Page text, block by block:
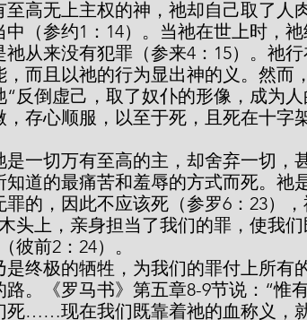
中（参约1：14）。当祂在世上时，
从来没有犯罪（参来4：15）。祂行
而且以祂的行为显出神的义。然而
反倒虚己，取了奴仆的形像，成为
，存心顺服，以至于死，且死在十字
道的最痛苦和羞辱的方式而死。祂
的，因此不应该死（参罗6：23）
头上，亲身担当了我们的罪，使我
彼前2：24）。
。《罗马书》第五章8-9节说：“惟
死……现在我们既靠着祂的血称义，